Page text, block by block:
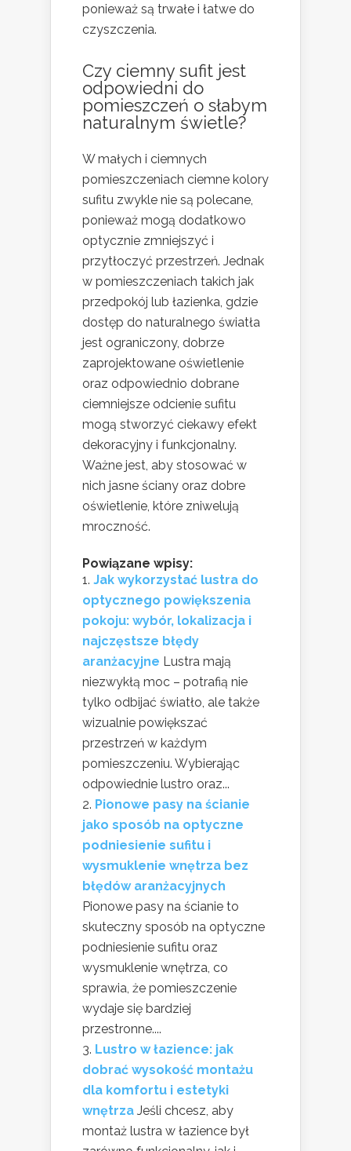
ponieważ są trwałe i łatwe do
czyszczenia.
Czy ciemny sufit jest
odpowiedni do
pomieszczeń o słabym
naturalnym świetle?
W małych i ciemnych
pomieszczeniach ciemne kolory
sufitu zwykle nie są polecane,
ponieważ mogą dodatkowo
optycznie zmniejszyć i
przytłoczyć przestrzeń. Jednak
w pomieszczeniach takich jak
przedpokój lub łazienka, gdzie
dostęp do naturalnego światła
jest ograniczony, dobrze
zaprojektowane oświetlenie
oraz odpowiednio dobrane
ciemniejsze odcienie sufitu
mogą stworzyć ciekawy efekt
dekoracyjny i funkcjonalny.
Ważne jest, aby stosować w
nich jasne ściany oraz dobre
oświetlenie, które zniwelują
mroczność.
Powiązane wpisy:
Jak wykorzystać lustra do
optycznego powiększenia
pokoju: wybór, lokalizacja i
najczęstsze błędy
aranżacyjne Lustra mają
niezwykłą moc – potrafią nie
tylko odbijać światło, ale także
wizualnie powiększać
przestrzeń w każdym
pomieszczeniu. Wybierając
odpowiednie lustro oraz...
Pionowe pasy na ścianie
jako sposób na optyczne
podniesienie sufitu i
wysmuklenie wnętrza bez
błędów aranżacyjnych
Pionowe pasy na ścianie to
skuteczny sposób na optyczne
podniesienie sufitu oraz
wysmuklenie wnętrza, co
sprawia, że pomieszczenie
wydaje się bardziej
przestronne....
Lustro w łazience: jak
dobrać wysokość montażu
dla komfortu i estetyki
wnętrza Jeśli chcesz, aby
montaż lustra w łazience był